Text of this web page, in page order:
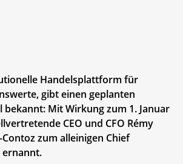
Handelsplattform für
gibt einen geplanten
bekannt: Mit Wirkung zum 1. Januar
CEO und CFO Rémy
zum alleinigen Chief
ernannt.